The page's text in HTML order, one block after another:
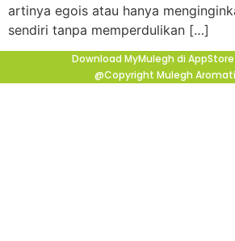
artinya egois atau hanya
sendiri tanpa memperdulikan […]
Download MyMulegh di
@Copyright Mulegh